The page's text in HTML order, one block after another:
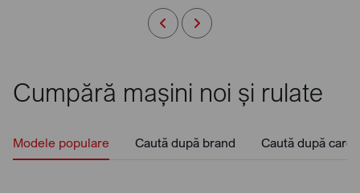
Cumpără mașini noi și rulate
Modele populare Caută după brand Caută după